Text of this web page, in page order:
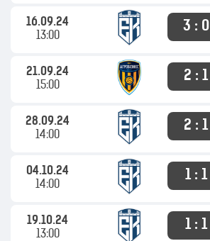
16.09.24
13:00
3 : 0
21.09.24
15:00
2 : 1
28.09.24
14:00
2 : 1
04.10.24
14:00
1 : 1
19.10.24
13:00
1 : 1